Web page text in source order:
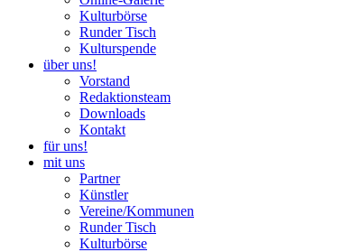
Kulturbörse
Runder Tisch
Kulturspende
über uns!
Vorstand
Redaktionsteam
Downloads
Kontakt
für uns!
mit uns
Partner
Künstler
Vereine/Kommunen
Runder Tisch
Kulturbörse